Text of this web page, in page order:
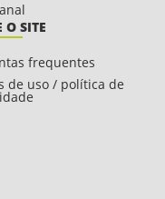
O SITE
frequentes
de uso / política de